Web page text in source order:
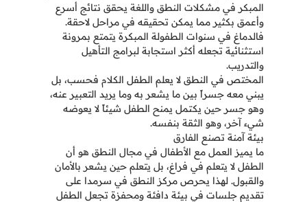
المبكر في مشكلات النطق واللغة يحقق نتائج أسرع
وأعمق بكثير مما يمكن تحقيقه في مراحل لاحقة.
فالدماغ في سنوات الطفولة المبكرة يتمتع بمرونة
استثنائية تجعله أكثر استجابة لبرامج التأهيل
والتدريب.
المختص في النطق لا يعلم الطفل الكلام فحسب، بل
يبني معه جسراً بين ما يشعر به وما يريد التعبير عنه،
وهو جسر حين يكتمل يمنح الطفل شيئاً لا يعوضه
شيء آخر، وهو الثقة بنفسه.
بيئة آمنة تصنع الفارق
ما يميز العمل مع الأطفال في مجال النطق هو أن
الطفل لا يتعلم في فراغ، بل يتعلم حين يشعر بالأمان
والقبول. لهذا يحرص مركز النطق في سرمدا على
تقديم جلسات في بيئة دافئة ومحفزة تجعل الطفل